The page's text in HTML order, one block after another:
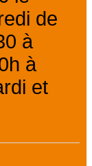
de
à
à
et